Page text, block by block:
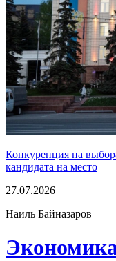
Конкуренция на
кандидата на место
27.07.2026
Наиль Байназаров